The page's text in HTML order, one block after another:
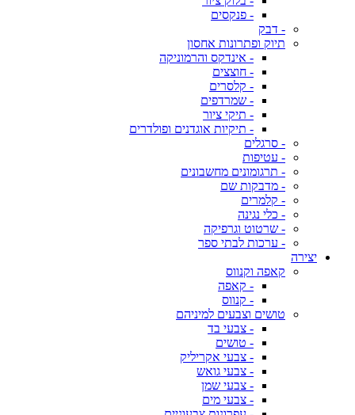
- פנקסים
- דבק
תיוק ופתרונות אחסון
- אינדקס והרמוניקה
- חוצצים
- קלסרים
- שמרדפים
- תיקי ציור
- תיקיות אוגדנים ופולדרים
- סרגלים
- עטיפות
- תרגומונים מחשבונים
- מדבקות שם
- קלמרים
- כלי נגינה
- שרטוט וגרפיקה
- ערכות לבתי ספר
יצירה
קאפה וקנווס
- קאפה
- קנווס
טושים וצבעים למיניהם
- צבעי בד
- טושים
- צבעי אקריליק
- צבעי גואש
- צבעי שמן
- צבעי מים